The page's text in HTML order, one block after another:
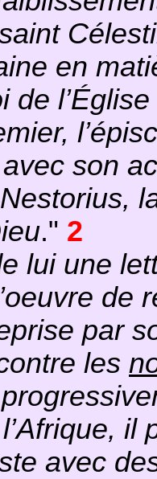
en
de
son
." 2
lui une
de
par
les
il
avec